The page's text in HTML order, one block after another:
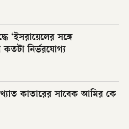
‘ইসরায়েলের সঙ্গে
নির্ভরযোগ্য
কাতারের সাবেক আমির কে